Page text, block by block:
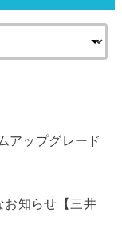
アップグレード
お知らせ【三井